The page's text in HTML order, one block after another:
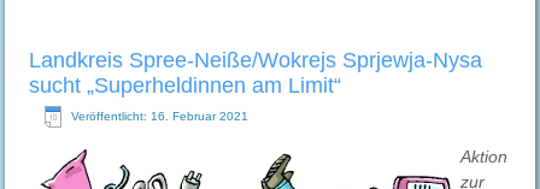
Landkreis Spree-Neiße/Wokrejs Sprjewja-Nysa
sucht „Superheldinnen am Limit“
Veröffentlicht: 16. Februar 2021
Aktion
zur